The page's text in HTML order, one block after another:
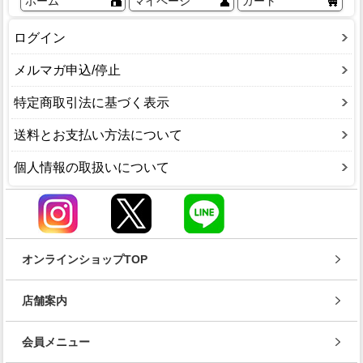
ログイン
メルマガ申込/停止
特定商取引法に基づく表示
送料とお支払い方法について
個人情報の取扱いについて
オンラインショップTOP
店舗案内
会員メニュー